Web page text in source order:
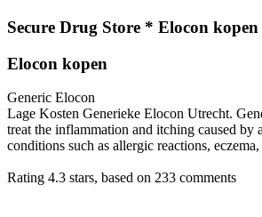
Secure Drug Store * Elocon kopen
Elocon kopen
Generic Elocon
Lage Kosten Generieke Elocon Utrecht.
treat the inflammation and itching caused by
conditions such as allergic reactions,
Rating 4.3 stars, based on 233 comments